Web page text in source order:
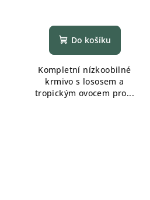
Do košíku
Kompletní nízkoobilné
krmivo s lososem a
tropickým ovocem pro...